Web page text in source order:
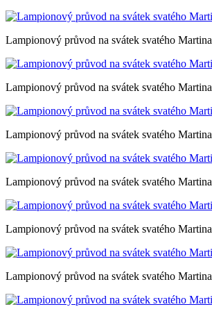
Lampionový průvod na svátek svatého Martina
Lampionový průvod na svátek svatého Martina
Lampionový průvod na svátek svatého Martina
Lampionový průvod na svátek svatého Martina
Lampionový průvod na svátek svatého Martina
Lampionový průvod na svátek svatého Martina